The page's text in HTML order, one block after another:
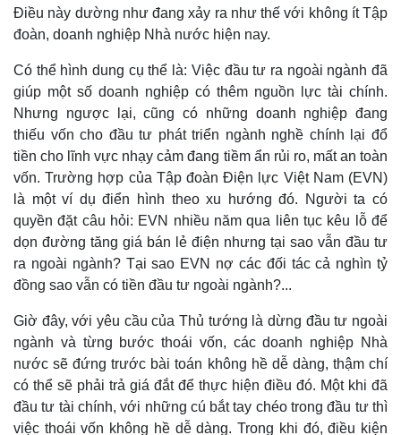
Thể thao
Bóng đá
Lịch thi đấu bóng đá
Thế giới thể thao
eSports
Hậu trường
Ô tô - Xe máy
Ô tô
Xe máy
Tư vấn
Điều này dường như đang xảy ra như thế với không ít Tập
đoàn, doanh nghiệp Nhà nước hiện nay.
Có thể hình dung cụ thể là: Việc đầu tư ra ngoài ngành đã
giúp một số doanh nghiệp có thêm nguồn lực tài chính.
Nhưng ngược lại, cũng có những doanh nghiệp đang
thiếu vốn cho đầu tư phát triển ngành nghề chính lại đổ
tiền cho lĩnh vực nhạy cảm đang tiềm ẩn rủi ro, mất an toàn
vốn. Trường hợp của Tập đoàn Điện lực Việt Nam (EVN)
là một ví dụ điển hình theo xu hướng đó. Người ta có
quyền đặt câu hỏi: EVN nhiều năm qua liên tục kêu lỗ để
dọn đường tăng giá bán lẻ điện nhưng tại sao vẫn đầu tư
ra ngoài ngành? Tại sao EVN nợ các đối tác cả nghìn tỷ
đồng sao vẫn có tiền đầu tư ngoài ngành?...
Giờ đây, với yêu cầu của Thủ tướng là dừng đầu tư ngoài
ngành và từng bước thoái vốn, các doanh nghiệp Nhà
nước sẽ đứng trước bài toán không hề dễ dàng, thậm chí
có thể sẽ phải trả giá đắt để thực hiện điều đó. Một khi đã
đầu tư tài chính, với những cú bắt tay chéo trong đầu tư thì
việc thoái vốn không hề dễ dàng. Trong khi đó, điều kiện